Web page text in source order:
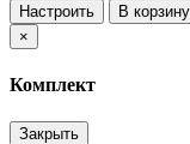
Настроить
В корзину
×
Комплект
Закрыть